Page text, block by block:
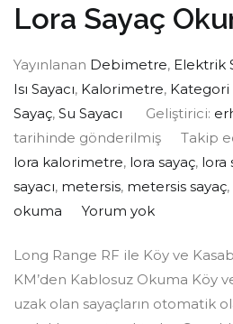
Lora Sayaç
Yayınlanan Debimetre, Elektrik
Isı Sayacı, Kalorimetre, Kategori
Sayaç, Su Sayacı Geliştirici:
tarihinde gönderilmiş
Takip
lora kalorimetre, lora sayaç, lora
sayacı, metersis, metersis sayaç,
okuma
Yorum yok
Long Range RF ile Köy ve
KM’den Kablosuz Okuma Köy
uzak olan sayaçların otomatik